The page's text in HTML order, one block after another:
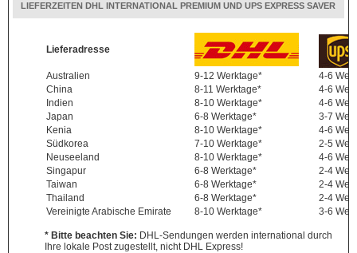
LIEFERZEITEN DHL INTERNATIONAL PREMIUM UND UPS EXPRESS SAVER
Lieferadresse
Australien 9-12 Werktage*
4-6
China
8-11 Werktage*
4-6
Indien
8-10 Werktage*
4-6
Japan
6-8 Werktage*
3-7
Kenia
8-10 Werktage*
4-6
Südkorea
7-10 Werktage*
2-5
Neuseeland
8-10 Werktage*
4-6
Singapur
6-8 Werktage*
2-4
Taiwan
6-8 Werktage*
2-4
Thailand
6-8 Werktage*
2-4
Vereinigte Arabische Emirate
8-10 Werktage* 3-6
* Bitte beachten Sie: DHL-Sendungen werden international durch
Ihre lokale Post zugestellt, nicht DHL Express!